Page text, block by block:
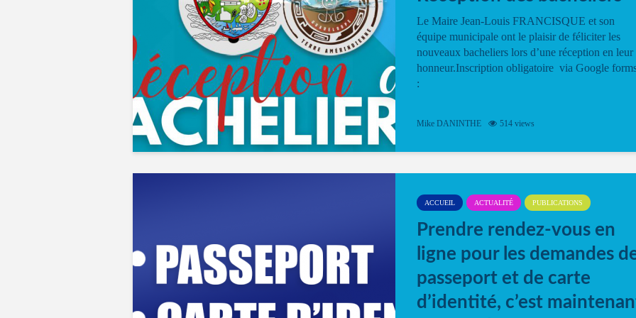
Le Maire Jean-Louis FRANCISQUE et son
équipe municipale ont le plaisir de féliciter les
nouveaux bacheliers lors d’une réception en leur
honneur.Inscription obligatoire via Google
:
Mike DANINTHE 514 views
ACCUEIL ACTUALITÉ PUBLICATIONS
Prendre rendez-vous en
ligne pour les demandes
passeport et de carte
d’identité, c’est